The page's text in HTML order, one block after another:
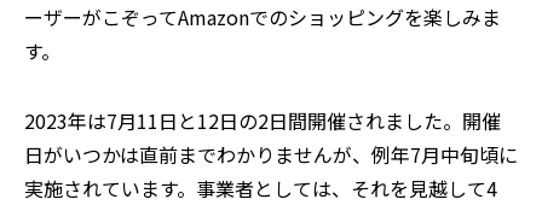
ーザーがこぞってAmazonでのショッピングを楽しみま
す。
2023年は7月11日と12日の2日間開催されました。開催
日がいつかは直前までわかりませんが、例年7月中旬頃に
実施されています。事業者としては、それを見越して4